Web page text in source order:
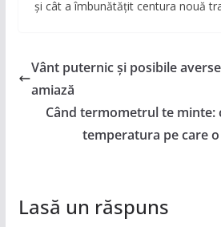
și cât a îmbunătățit centura nouă
Vânt puternic și posibile
amiază
Când termometrul te minte:
temperatura pe care
Lasă un răspuns